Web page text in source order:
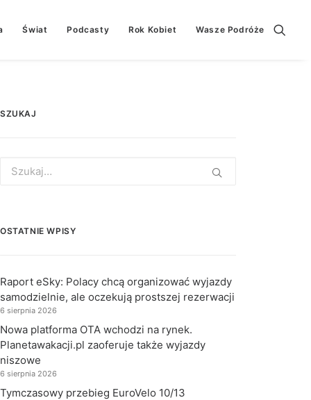
Świat Podcasty Rok Kobiet Wasze Podróże
SZUKAJ
for:
OSTATNIE WPISY
Raport eSky: Polacy chcą organizować wyjazdy
samodzielnie, ale oczekują prostszej rezerwacji
6 sierpnia 2026
Nowa platforma OTA wchodzi na rynek.
Planetawakacji.pl zaoferuje także wyjazdy
niszowe
6 sierpnia 2026
Tymczasowy przebieg EuroVelo 10/13